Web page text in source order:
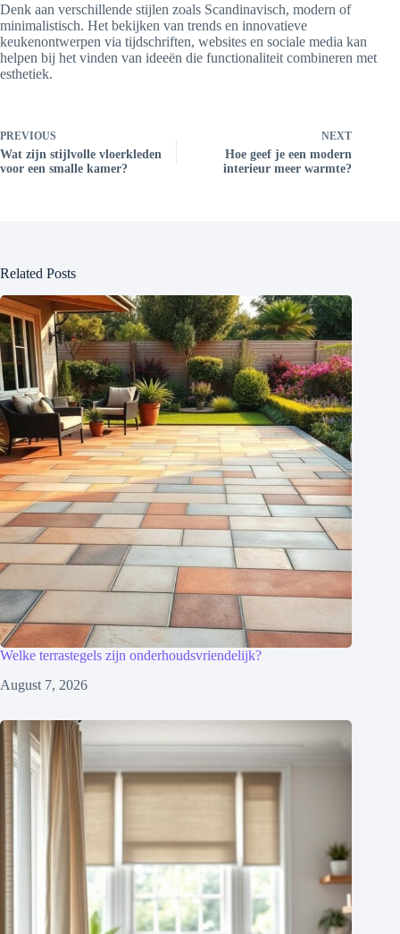
Denk aan verschillende stijlen zoals Scandinavisch, modern of
minimalistisch. Het bekijken van trends en innovatieve
keukenontwerpen via tijdschriften, websites en sociale media kan
helpen bij het vinden van ideeën die functionaliteit combineren met
esthetiek.
PREVIOUS
Wat zijn stijlvolle vloerkleden
voor een smalle kamer?
NEXT
Hoe geef je een modern
interieur meer warmte?
Related Posts
Welke terrastegels zijn onderhoudsvriendelijk?
August 7, 2026